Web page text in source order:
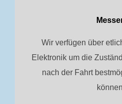
Wir verfügen über
Elektronik um die
nach der Fahrt